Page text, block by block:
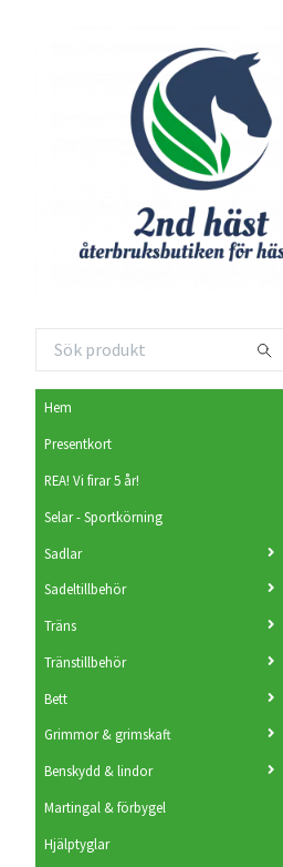
Hem
Presentkort
REA! Vi firar 5 år!
Selar - Sportkörning
Sadlar
Sadeltillbehör
Träns
Tränstillbehör
Bett
Grimmor & grimskaft
Benskydd & lindor
Martingal & förbygel
Hjälptyglar